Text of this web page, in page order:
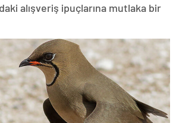
alışveriş ipuçlarına mutlaka bir